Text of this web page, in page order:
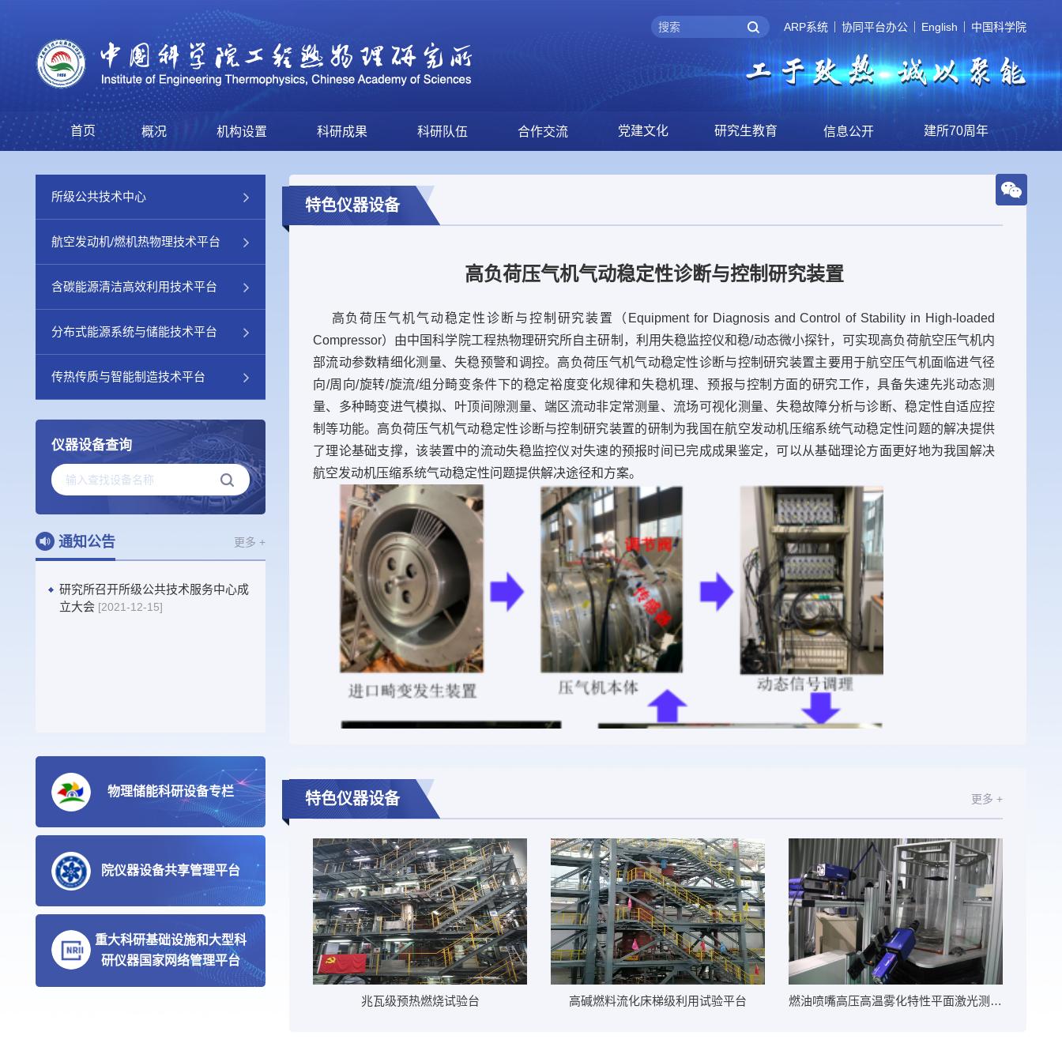
ARP系统 协同平台办公 English 中国科学院
首页 概况 机构设置 科研成果 科研队伍 合作交流 党建文化 研究生教育 信息公开 建所70周年
所级公共技术中心
航空发动机/燃机热物理技术平台
含碳能源清洁高效利用技术平台
分布式能源系统与储能技术平台
传热传质与智能制造技术平台
仪器设备查询
通知公告 更多 +
研究所召开所级公共技术服务中心成
立大会 [2021-12-15]
物理储能科研设备专栏
院仪器设备共享管理平台
重大科研基础设施和大型科
研仪器国家网络管理平台
特色仪器设备
高负荷压气机气动稳定性诊断与控制研究装置
高负荷压气机气动稳定性诊断与控制研究装置（Equipment for Diagnosis and Control of Stability in High-loaded
Compressor）由中国科学院工程热物理研究所自主研制，利用失稳监控仪和稳/动态微小探针，可实现高负荷航空压气机内
部流动参数精细化测量、失稳预警和调控。 高负荷压气机气动稳定性诊断与控制研究装置主要用于航空压气机面临进气径
向/周向/旋转/旋流/组分畸变条件下的稳定裕度变化规律和失稳机理、预报与控制方面的研究工作，具备失速先兆动态测
量、多种畸变进气模拟、叶顶间隙测量、端区流动非定常测量、流场可视化测量、失稳故障分析与诊断、稳定性自适应控
制等功能。 高负荷压气机气动稳定性诊断与控制研究装置的研制为我国在航空发动机压缩系统气动稳定性问题的解决提供
了理论基础支撑，该装置中的流动失稳监控仪对失速的预报时间已完成成果鉴定，可以从基础理论方面更好地为我国解决
航空发动机压缩系统气动稳定性问题提供解决途径和方案。
特色仪器设备 更多 +
兆瓦级预热燃烧试验台 高碱燃料流化床梯级利用试验平台 燃油喷嘴高压高温雾化特性平面激光测量系统